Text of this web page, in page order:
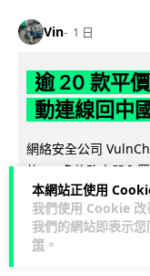
本網站正使用
我們使用 Cookie 改
我們的網站即表示
策 。
Vin 1 日
逾 20 款平
動連線回中
網絡安全公司
的 20 多款路由器內
讀全文
969 221↗